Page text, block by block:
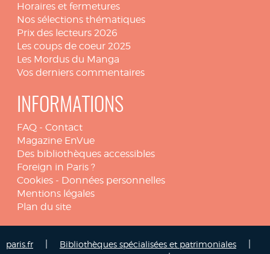
Horaires et fermetures
Nos sélections thématiques
Prix des lecteurs 2026
Les coups de coeur 2025
Les Mordus du Manga
Vos derniers commentaires
INFORMATIONS
FAQ - Contact
Magazine EnVue
Des bibliothèques accessibles
Foreign in Paris ?
Cookies - Données personnelles
Mentions légales
Plan du site
paris.fr Bibliothèques spécialisées et patrimoniales